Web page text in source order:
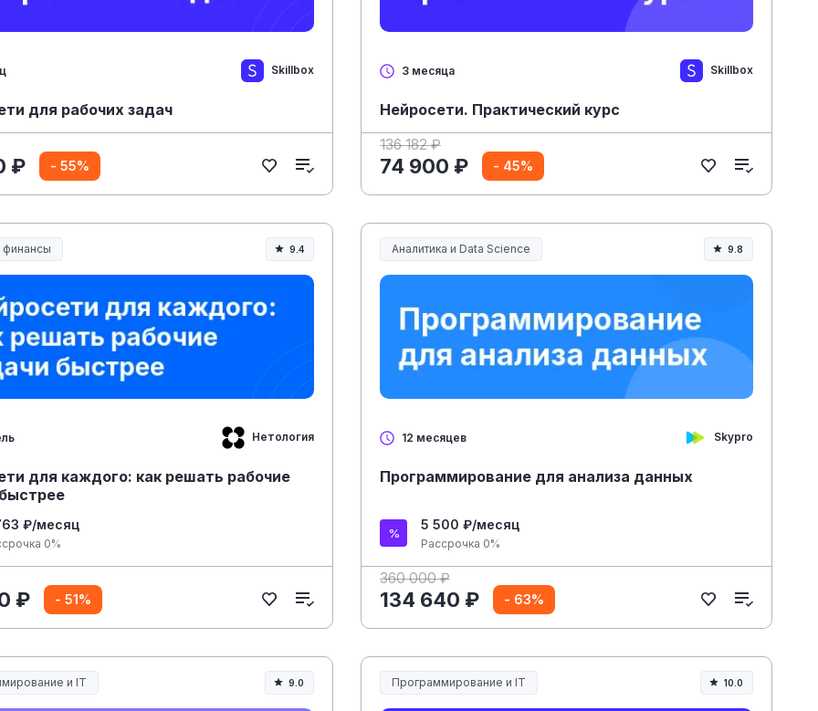
Skillbox
для рабочих задач
₽ - 55%
3 месяца Skillbox
Нейросети. Практический курс
136 182 ₽
74 900 ₽ - 45%
финансы 9.4
Нетология
для каждого: как решать рабочие
₽/месяц
0%
₽ - 51%
Аналитика и Data Science 9.8
12 месяцев Skypro
Программирование для анализа данных
5 500 ₽/месяц
Рассрочка 0%
360 000 ₽
134 640 ₽ - 63%
и IT 9.0 Программирование и IT 10.0